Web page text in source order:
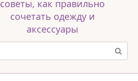
советы, как правильно
сочетать одежду и
аксессуары